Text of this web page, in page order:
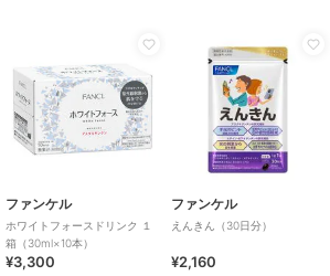
ファンケル
ホワイトフォースドリンク １
箱（30ml×10本）
¥3,300
ファンケル
えんきん（30日分）
¥2,160